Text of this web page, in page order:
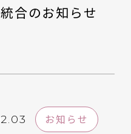
合のお知らせ
お知らせ